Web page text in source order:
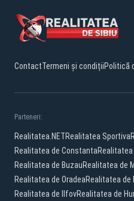
ContactTermeni și condițiiPolitică
Parteneri:
Realitatea.NETRealitatea Sportiva
Realitatea de ConstantaRealitatea
Realitatea de BuzauRealitatea de
Realitatea de OradeaRealitatea de
Realitatea de IlfovRealitatea de